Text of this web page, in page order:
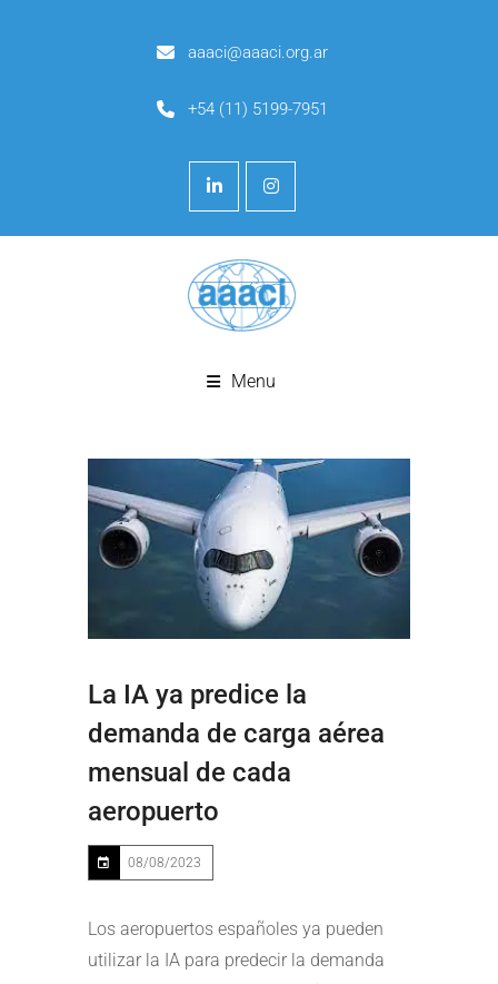
aaaci@aaaci.org.ar
+54 (11) 5199-7951
Menu
La IA ya predice la
demanda de carga aérea
mensual de cada
aeropuerto
08/08/2023
Los aeropuertos españoles ya pueden
utilizar la IA para predecir la demanda